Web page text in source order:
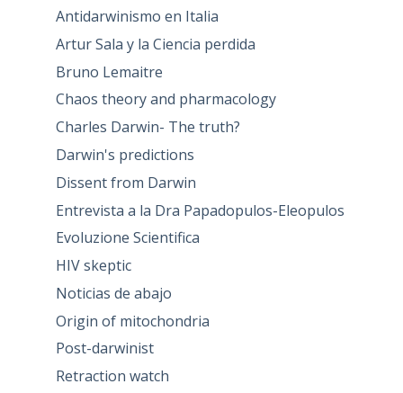
Antidarwinismo en Italia
Artur Sala y la Ciencia perdida
Bruno Lemaitre
Chaos theory and pharmacology
Charles Darwin- The truth?
Darwin's predictions
Dissent from Darwin
Entrevista a la Dra Papadopulos-Eleopulos
Evoluzione Scientifica
HIV skeptic
Noticias de abajo
Origin of mitochondria
Post-darwinist
Retraction watch